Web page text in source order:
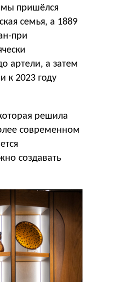
пришёлся
семья, а 1889
при
артели, а затем
к 2023 году
решила
современном
создавать